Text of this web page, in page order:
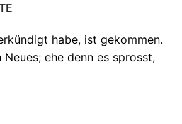
habe, ist gekommen.
ehe denn es sprosst,